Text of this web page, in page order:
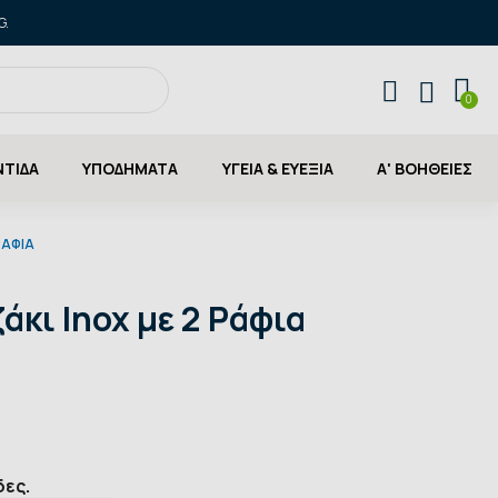
ΥΠΟΔΗΜΑΤΑ ΥΓΕΙΑ & ΕΥΕΞΙΑ Α' ΒΟΗΘΕΙΕΣ
Inox με 2 Ράφια